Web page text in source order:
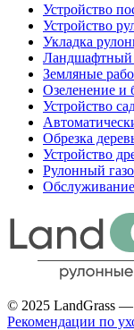
Устройство
Устройство
Укладка
Ландшафтный
Земляные
Озеленение и
Устройство
Обрезка
Устройство
Рулонный
Обслуживание
© 2025 LandGrass
Рекомендации по